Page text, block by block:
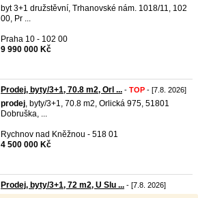
byt 3+1 družstěvní, Trhanovské nám. 1018/11, 102
00, Pr ...
Praha 10 - 102 00
9 990 000 Kč
Prodej, byty/3+1, 70.8 m2, Orl ... - TOP - [7.8. 2026]
prodej, byty/3+1, 70.8 m2, Orlická 975, 51801
Dobruška, ...
Rychnov nad Kněžnou - 518 01
4 500 000 Kč
Prodej, byty/3+1, 72 m2, U Slu ... - [7.8. 2026]